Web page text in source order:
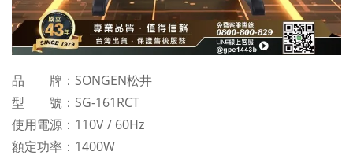
品 牌：SONGEN松井
型 號：SG-161RCT
使用電源：110V / 60Hz
額定功率：1400W